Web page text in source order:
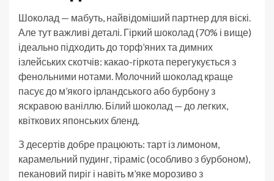
Шоколад — мабуть, найвідоміший партнер для віскі.
Але тут важливі деталі. Гіркий шоколад (70% і вище)
ідеально підходить до торф’яних та димних
ізлейських скотчів: какао-гіркота перегукується з
фенольними нотами. Молочний шоколад краще
пасує до м’якого ірландського або бурбону з
яскравою ваніллю. Білий шоколад — до легких,
квіткових японських бленд.
З десертів добре працюють: тарт із лимоном,
карамельний пудинг, тіраміс (особливо з бурбоном),
пекановий пиріг і навіть м’яке морозиво з